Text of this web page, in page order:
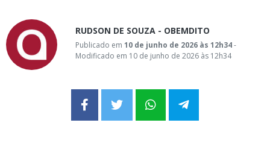
RUDSON DE SOUZA - OBEMDITO
Publicado em 10 de junho de 2026 às 12h34-
Modificado em 10 de junho de 2026 às 12h34